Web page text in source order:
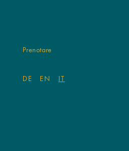
Prenotare
DE EN IT